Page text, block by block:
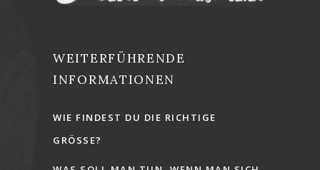
WEITERFÜHRENDE
INFORMATIONEN
WIE FINDEST DU DIE RICHTIGE
GRÖSSE?